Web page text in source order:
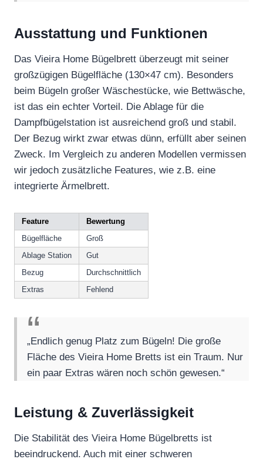
Ausstattung und Funktionen
Das Vieira Home Bügelbrett überzeugt mit seiner
großzügigen Bügelfläche (130×47 cm). Besonders
beim Bügeln großer Wäschestücke, wie Bettwäsche,
ist das ein echter Vorteil. Die Ablage für die
Dampfbügelstation ist ausreichend groß und stabil.
Der Bezug wirkt zwar etwas dünn, erfüllt aber seinen
Zweck. Im Vergleich zu anderen Modellen vermissen
wir jedoch zusätzliche Features, wie z.B. eine
integrierte Ärmelbrett.
Feature
Bewertung
Bügelfläche
Groß
Ablage Station
Gut
Bezug
Durchschnittlich
Extras
Fehlend
„Endlich genug Platz zum Bügeln! Die große
Fläche des Vieira Home Bretts ist ein Traum. Nur
ein paar Extras wären noch schön gewesen.“
Leistung & Zuverlässigkeit
Die Stabilität des Vieira Home Bügelbretts ist
beeindruckend. Auch mit einer schweren